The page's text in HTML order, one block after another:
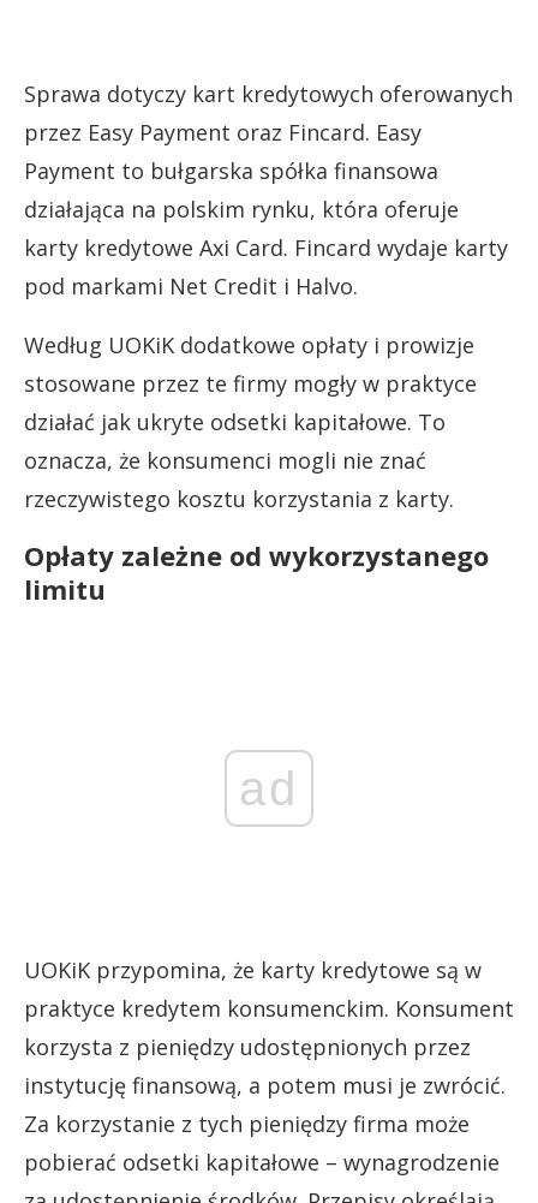
Sprawa dotyczy kart kredytowych oferowanych
przez Easy Payment oraz Fincard. Easy
Payment to bułgarska spółka finansowa
działająca na polskim rynku, która oferuje
karty kredytowe Axi Card. Fincard wydaje karty
pod markami Net Credit i Halvo.
Według UOKiK dodatkowe opłaty i prowizje
stosowane przez te firmy mogły w praktyce
działać jak ukryte odsetki kapitałowe. To
oznacza, że konsumenci mogli nie znać
rzeczywistego kosztu korzystania z karty.
Opłaty zależne od wykorzystanego
limitu
ad
UOKiK przypomina, że karty kredytowe są w
praktyce kredytem konsumenckim. Konsument
korzysta z pieniędzy udostępnionych przez
instytucję finansową, a potem musi je zwrócić.
Za korzystanie z tych pieniędzy firma może
pobierać odsetki kapitałowe – wynagrodzenie